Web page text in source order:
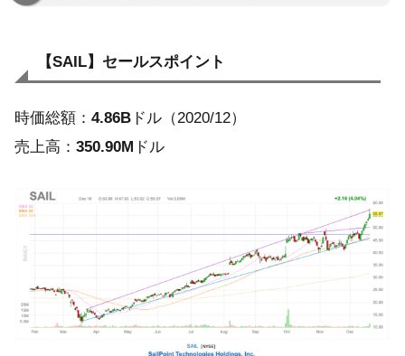
【SAIL】 セールスポイント
時価総額： 4.86B ドル（2020/12）
売上高： 350.90M ドル